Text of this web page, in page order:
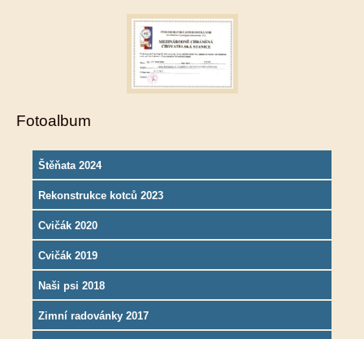
Fotoalbum
Štěňata 2024
Rekonstrukce kotců 2023
Cvičák 2020
Cvičák 2019
Naši psi 2018
Zimní radovánky 2017